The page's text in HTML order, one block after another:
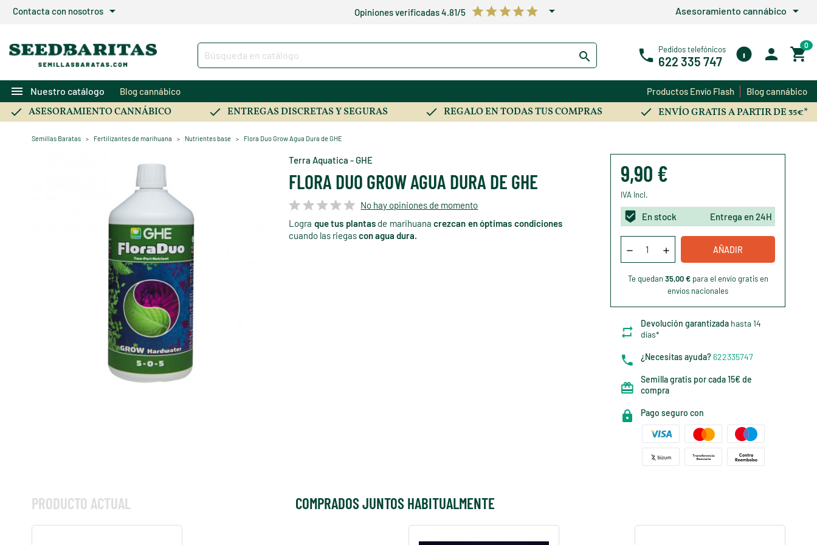
Contacta con nosotros arrow_drop_down Opiniones verificadas 4.81/5 arrow_drop_down Asesoramiento cannábico arrow_drop_down
Pedidos telefónicos
622 335 747
0
menu Nuestro catálogo Blog cannábico Productos Envío Flash Blog cannábico
ASESORAMIENTO CANNÁBICO ENTREGAS DISCRETAS Y SEGURAS REGALO EN TODAS TUS COMPRAS ENVÍO GRATIS A PARTIR DE 35€*
Semillas Baratas Fertilizantes de marihuana Nutrientes base Flora Duo Grow Agua Dura de GHE
Terra Aquatica - GHE
FLORA DUO GROW AGUA DURA DE GHE
No hay opiniones de momento
Logra que tus plantasde marihuanacrezcan en óptimas condiciones
cuando las riegascon agua dura.
9,90 €
IVA Incl.
En stock Entrega en 24H
AÑADIR
Te quedan 35,00 €para el envío gratis en
envíos nacionales
Devolución garantizada hasta 14
días*
¿Necesitas ayuda? 622335747
Semilla gratis por cada 15€ de
compra
Pago seguro con
PRODUCTO ACTUAL COMPRADOS JUNTOS HABITUALMENTE